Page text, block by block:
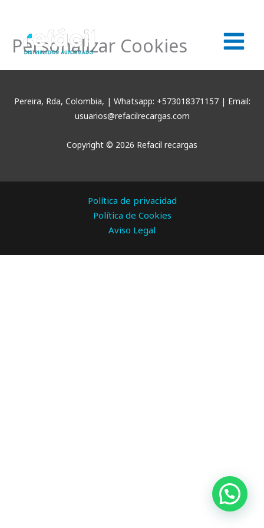
contenido
Personalizar Cookies
Pereira, Rda, Colombia, | Whatsapp: +573018371157 | Email:
usuarios@refacilrecargas.com
Copyright © 2026 Refacil recargas
Política de privacidad
Política de Cookies
Aviso Legal